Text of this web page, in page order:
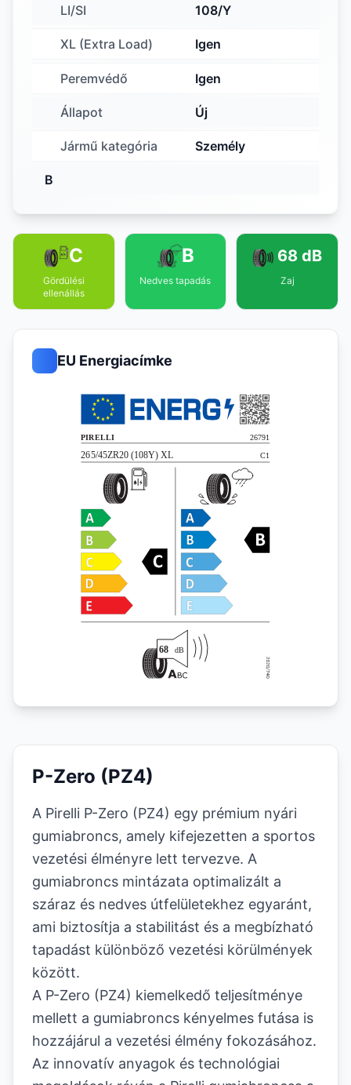
LI/SI 108/Y
XL (Extra Load) Igen
Peremvédő Igen
Állapot Új
Jármű kategória Személy
B
C
Gördülési
ellenállás
B
Nedves tapadás
68 dB
Zaj
EU Energiacímke
P-Zero (PZ4)
A Pirelli P-Zero (PZ4) egy prémium nyári
gumiabroncs, amely kifejezetten a sportos
vezetési élményre lett tervezve. A
gumiabroncs mintázata optimalizált a
száraz és nedves útfelületekhez egyaránt,
ami biztosítja a stabilitást és a megbízható
tapadást különböző vezetési körülmények
között.
A P-Zero (PZ4) kiemelkedő teljesítménye
mellett a gumiabroncs kényelmes futása is
hozzájárul a vezetési élmény fokozásához.
Az innovatív anyagok és technológiai